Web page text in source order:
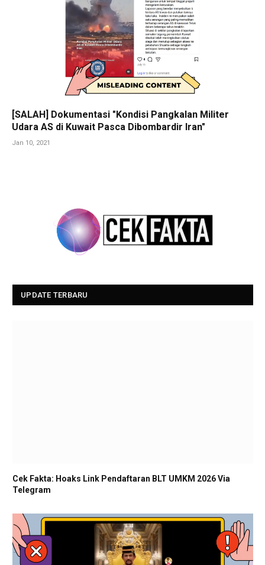
[SALAH] Dokumentasi "Kondisi Pangkalan Militer
Udara AS di Kuwait Pasca Dibombardir Iran"
Jan 10, 2021
UPDATE TERBARU
Cek Fakta: Hoaks Link Pendaftaran BLT UMKM 2026 Via
Telegram